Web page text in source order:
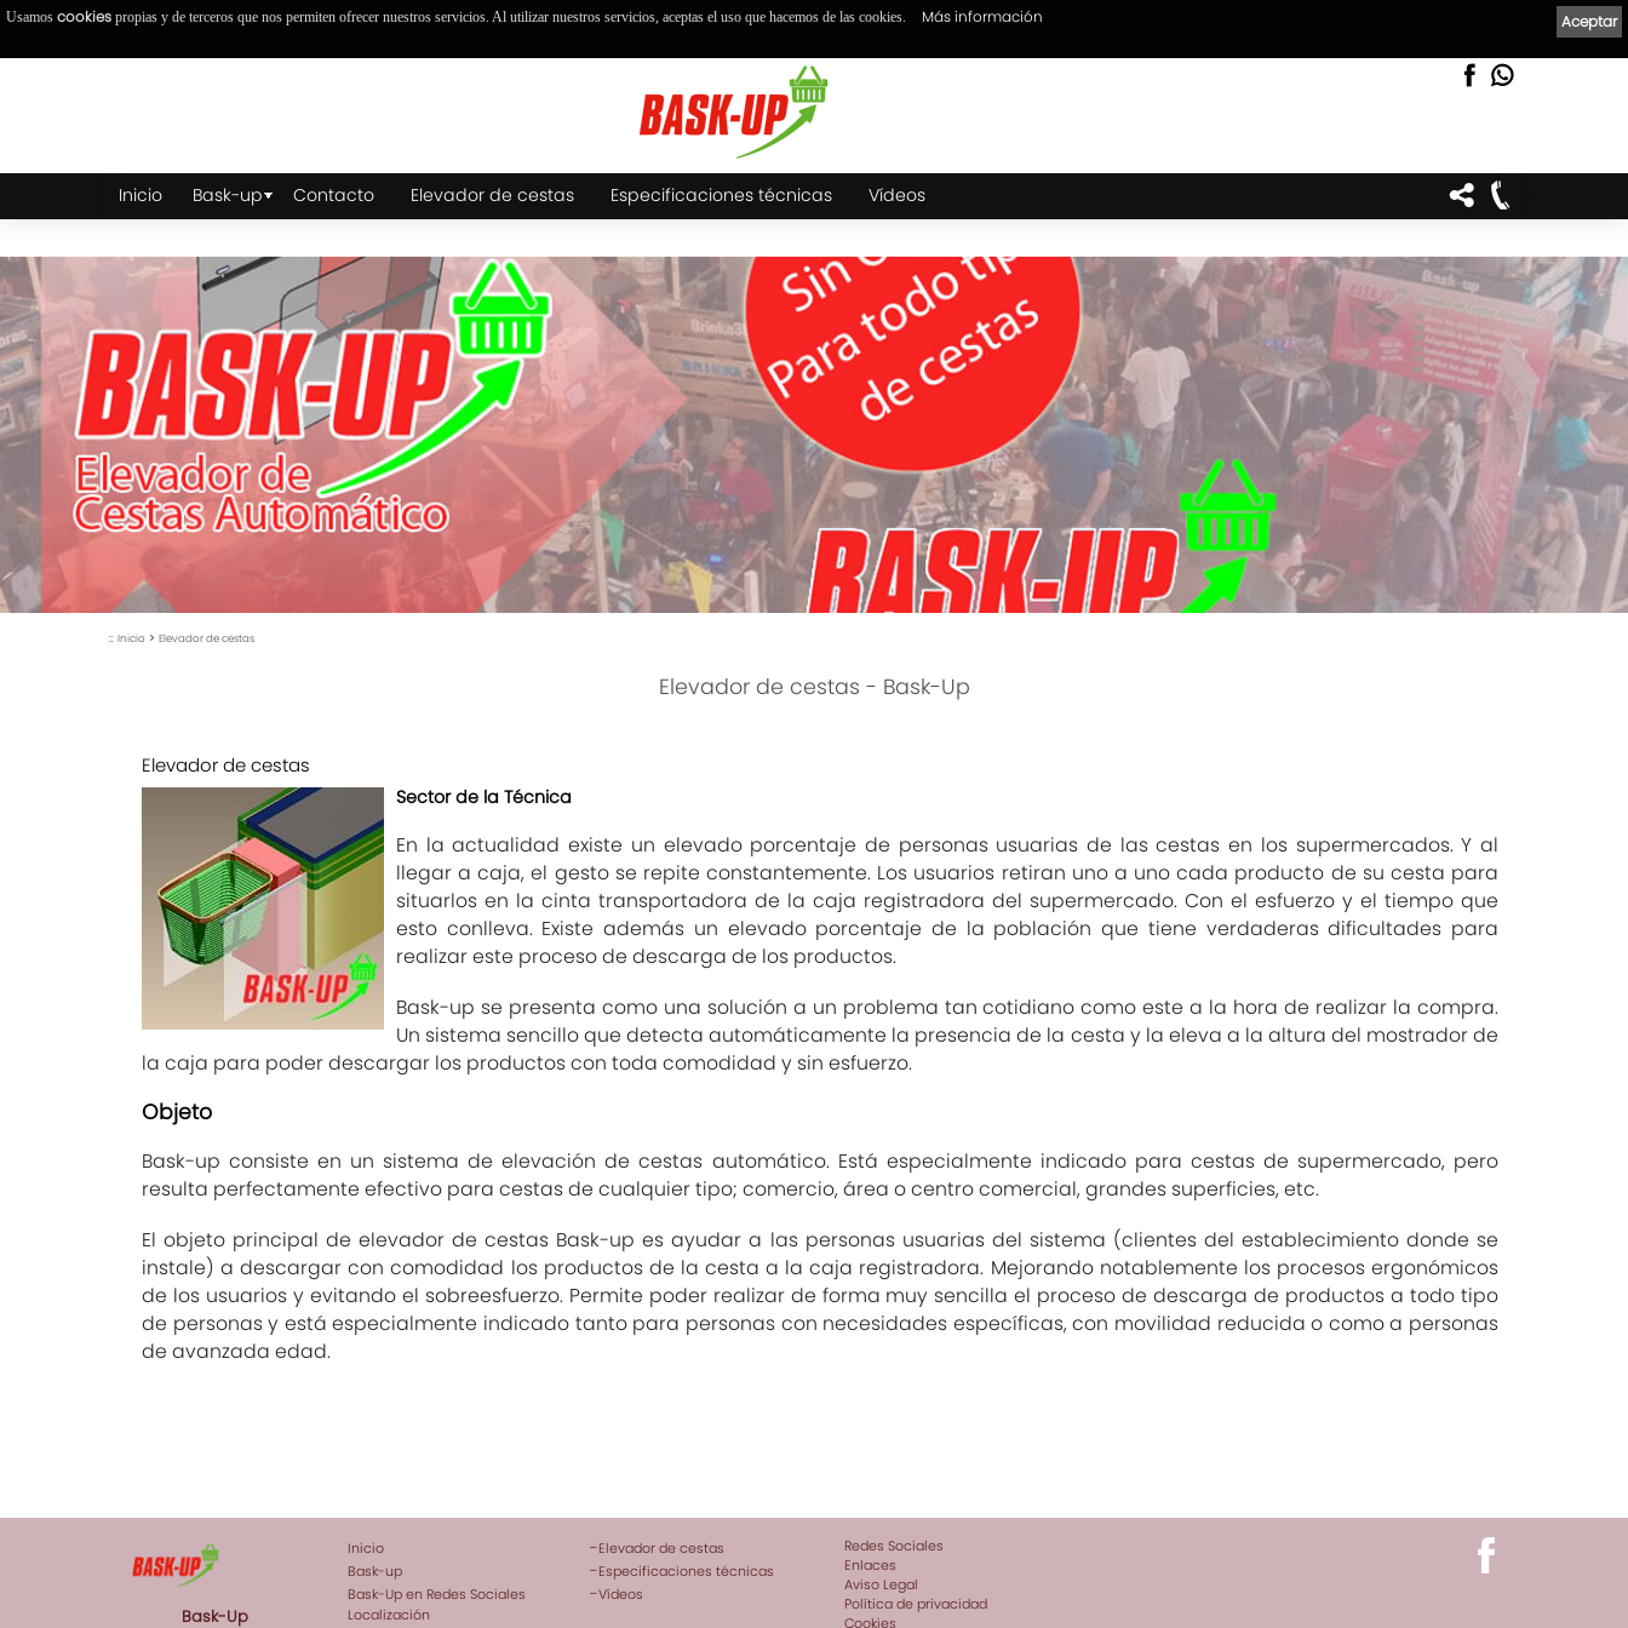
Inicio Bask-up Contacto Elevador de cestas Especificaciones técnicas Vídeos
:: Inicio > Elevador de cestas
Elevador de cestas - Bask-Up
Elevador de cestas
Sector de la Técnica
En la actualidad existe un elevado porcentaje de personas usuarias de las cestas en los supermercados. Y al
llegar a caja, el gesto se repite constantemente. Los usuarios retiran uno a uno cada producto de su cesta para
situarlos en la cinta transportadora de la caja registradora del supermercado. Con el esfuerzo y el tiempo que
esto conlleva. Existe además un elevado porcentaje de la población que tiene verdaderas dificultades para
realizar este proceso de descarga de los productos.
Bask-up se presenta como una solución a un problema tan cotidiano como este a la hora de realizar la compra.
Un sistema sencillo que detecta automáticamente la presencia de la cesta y la eleva a la altura del mostrador de
la caja para poder descargar los productos con toda comodidad y sin esfuerzo.
Objeto
Bask-up consiste en un sistema de elevación de cestas automático. Está especialmente indicado para cestas de supermercado, pero
resulta perfectamente efectivo para cestas de cualquier tipo; comercio, área o centro comercial, grandes superficies, etc.
El objeto principal de elevador de cestas Bask-up es ayudar a las personas usuarias del sistema (clientes del establecimiento donde se
instale) a descargar con comodidad los productos de la cesta a la caja registradora. Mejorando notablemente los procesos ergonómicos
de los usuarios y evitando el sobreesfuerzo. Permite poder realizar de forma muy sencilla el proceso de descarga de productos a todo tipo
de personas y está especialmente indicado tanto para personas con necesidades específicas, con movilidad reducida o como a personas
de avanzada edad.
Bask-Up
Inicio
Bask-up
Bask-Up en Redes Sociales
Localización
-Elevador de cestas
-Especificaciones técnicas
-Vídeos
Redes Sociales
Enlaces
Aviso Legal
Política de privacidad
Cookies
Aceptar
Usamos cookies propias y de terceros que nos permiten ofrecer nuestros servicios. Al utilizar nuestros servicios, aceptas el uso que hacemos de las cookies. Más información